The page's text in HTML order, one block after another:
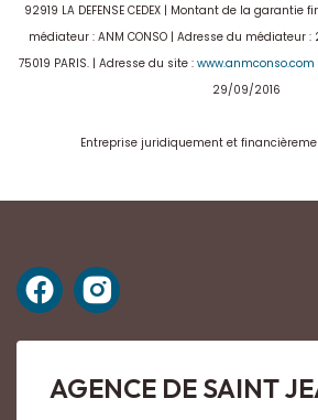
92919 LA DEFENSE CEDEX | Montant de la garantie
médiateur : ANM CONSO | Adresse du médiateur :
75019 PARIS. | Adresse du site : www.anmconso.com
29/09/2016
Entreprise juridiquement et
AGENCE DE SAINT